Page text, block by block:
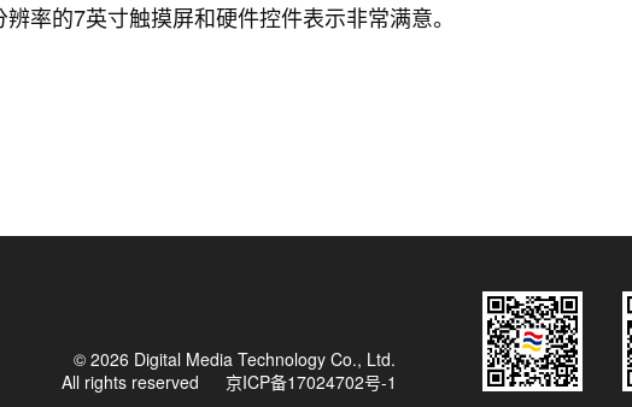
率的7英寸触摸屏和硬件控件表示非常满意。
© 2026 Digital Media Technology Co., Ltd.
All rights reserved
京ICP备17024702号-1